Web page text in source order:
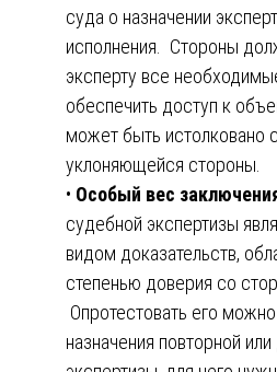
суда о назначении
исполнения. Стороны
эксперту все
обеспечить доступ к
может быть истолковано
уклоняющейся стороны.
• Особый вес
судебной экспертизы
видом доказательств,
степенью доверия со
Опротестовать его
назначения повторной